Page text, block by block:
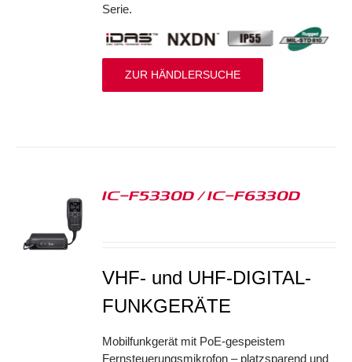
Serie.
ZUR HÄNDLERSUCHE
IC-F5330D / IC-F6330D
VHF- und UHF-DIGITAL-
FUNKGERÄTE
Mobilfunkgerät mit PoE-gespeistem
Fernsteuerungsmikrofon – platzsparend und